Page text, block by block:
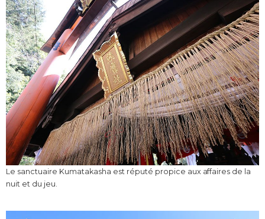
Le sanctuaire Kumatakasha est réputé propice aux affaires de la
nuit et du jeu.